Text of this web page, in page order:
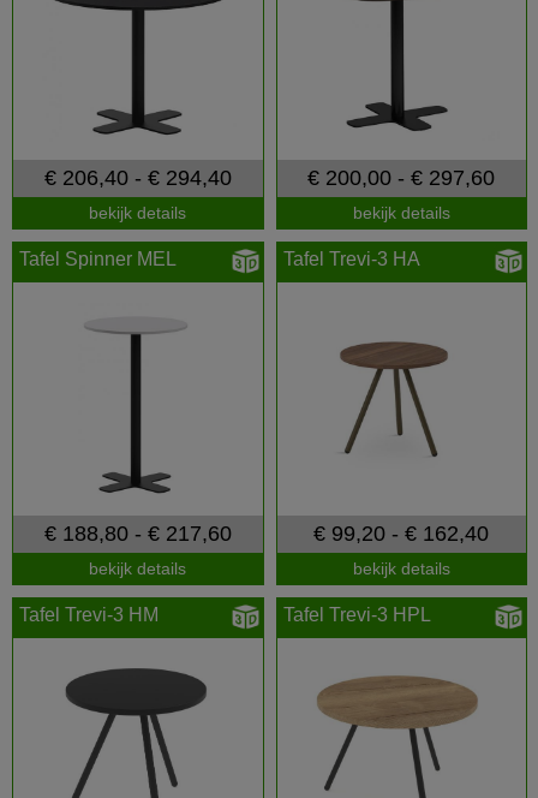
€ 206,40 - € 294,40
bekijk details
€ 200,00 - € 297,60
bekijk details
Tafel Spinner MEL
€ 188,80 - € 217,60
bekijk details
Tafel Trevi-3 HA
€ 99,20 - € 162,40
bekijk details
Tafel Trevi-3 HM Tafel Trevi-3 HPL